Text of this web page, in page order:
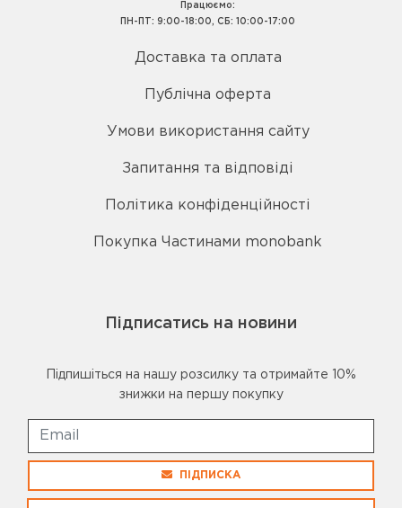
Працюємо:
ПН-ПТ: 9:00-18:00, СБ: 10:00-17:00
Доставка та оплата
Публічна оферта
Умови використання сайту
Запитання та відповіді
Політика конфіденційності
Покупка Частинами monobank
Підписатись на новини
Підпишіться на нашу розсилку та отримайте 10%
знижки на першу покупку
ПІДПИСКА